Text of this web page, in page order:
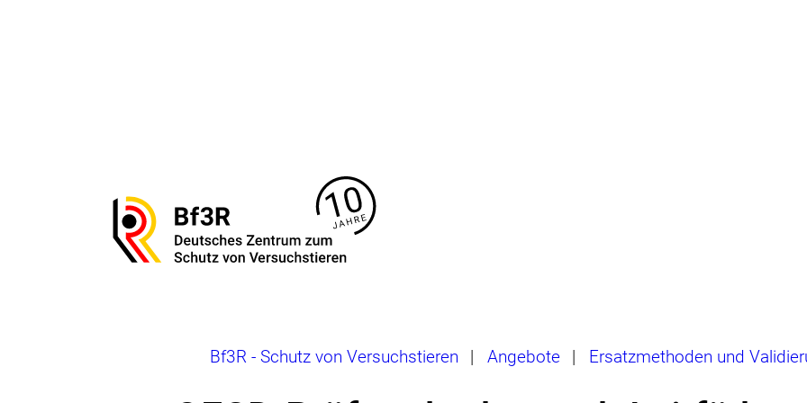
Startseite
von
Brotkrumennavigation
Bf3R - Schutz von Versuchstieren | Angebote | Ersatzmethoden und